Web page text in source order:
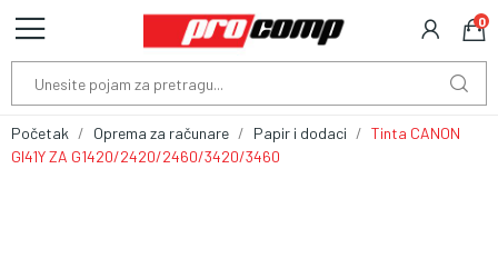
0
Početak Oprema za računare Papir i dodaci
Tinta CANON
GI41Y ZA G1420/2420/2460/3420/3460